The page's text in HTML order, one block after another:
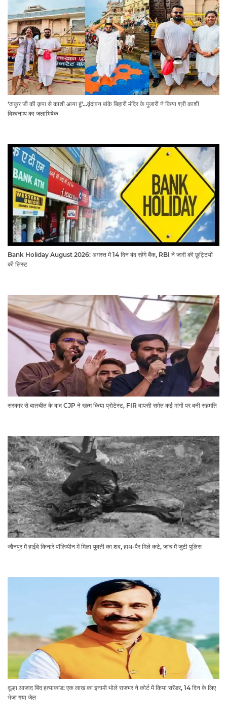
'ठाकुर जी की कृपा से काशी आया हूं'...वृंदावन बांके बिहारी मंदिर के पुजारी ने किया श्री काशी
विश्वनाथ का जलाभिषेक
Bank Holiday August 2026: अगस्त में 14 दिन बंद रहेंगे बैंक, RBI ने जारी की छुट्टियों
की लिस्ट​​​​​​​
सरकार से बातचीत के बाद CJP ने खत्म किया प्रोटेस्ट, FIR वापसी समेत कई मांगों पर बनी सहमति
जौनपुर में हाईवे किनारे पॉलिथीन में मिला युवती का शव, हाथ-पैर मिले कटे, जांच में जुटी पुलिस
दूल्हा आजाद बिंद हत्याकांड: एक लाख का इनामी भोले राजभर ने कोर्ट में किया सरेंडर, 14 दिन के लिए
भेजा गया जेल